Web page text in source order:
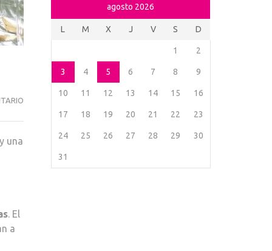
EN
una
. El
a
agosto 2026
L M X J V S D
1 2
3 4 5 6 7 8 9
10 11 12 13 14 15 16
17 18 19 20 21 22 23
24 25 26 27 28 29 30
31